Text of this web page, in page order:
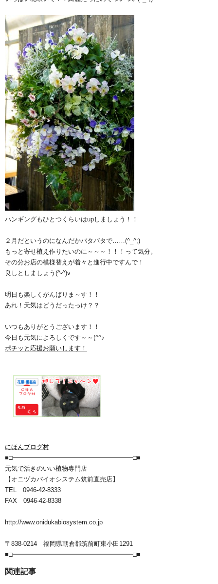
ハンギングもひとつくらいはupしましょう！！
２月だというのになんだかバタバタで……(^_^;)
もっと寄せ植え作りたいのに～～～！！！って気分。
その分お店の模様替えが着々と進行中ですんで！
良しとしましょう(^-^)v
明日も楽しくがんばりま～す！！
あれ！天気はどうだったっけ？？
いつもありがとうございます！！
今日も元気によろしくです～～(^^♪
ポチッと応援お願いします！
にほんブログ村
■□━━━━━━━━━━━━━━━━━━━□■
元気で活きのいい植物専門店
【オニヅカバイオシステム筑前直売店】
TEL 0946-42-8333
FAX 0946-42-8338
http://www.onidukabiosystem.co.jp
〒838-0214 福岡県朝倉郡筑前町東小田1291
■□━━━━━━━━━━━━━━━━━━━□■
関連記事